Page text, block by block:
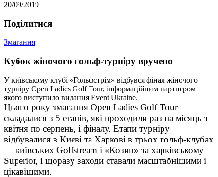
20/09/2019
Подiлитися
Змагання
Кубок жіночого гольф-турніру вручено
У київському клубі «Гольфстрім» відбувся фінал жіночого
турніру Open Ladies Golf Tour, інформаційним партнером
якого виступило видання Event Ukraine.
Цього року змагання Open Ladies Golf Tour
складалися з 5 етапів, які проходили раз на місяць з
квітня по серпень, і фіналу. Етапи турніру
відбувалися в Києві та Харкові в трьох гольф-клубах
— київських Golfstream і «Козин» та харківському
Superior, і щоразу заходи ставали масштабнішими і
цікавішими.